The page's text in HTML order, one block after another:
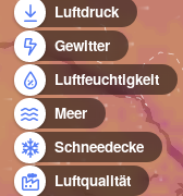
Luftdruck
Gewitter
Luftfeuchtigkeit
Meer
Schneedecke
Luftqualität